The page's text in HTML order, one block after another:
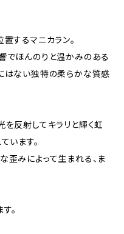
するマニカラン。
でほんのりと温かみのある
はない独特の柔らかな質感
反射してキラリと輝く虹
います。
歪みによって生まれる、ま
。